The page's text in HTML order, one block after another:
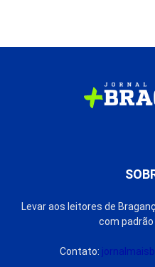
Levar aos leitores de
com padrão
Contato: